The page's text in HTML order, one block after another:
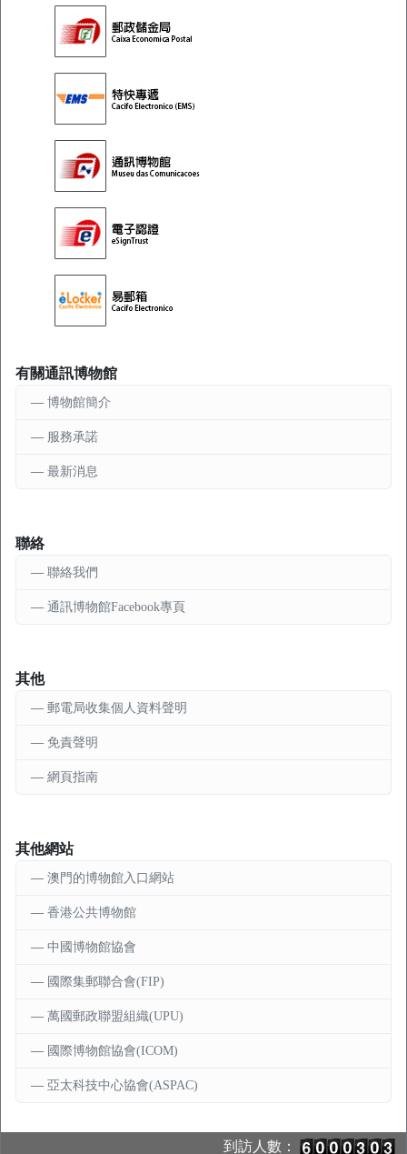
有關通訊博物館
博物館簡介
服務承諾
最新消息
聯絡
聯絡我們
通訊博物館Facebook專頁
其他
郵電局收集個人資料聲明
免責聲明
網頁指南
其他網站
澳門的博物館入口網站
香港公共博物館
中國博物館協會
國際集郵聯合會(FIP)
萬國郵政聯盟組織(UPU)
國際博物館協會(ICOM)
亞太科技中心協會(ASPAC)
到訪人數：